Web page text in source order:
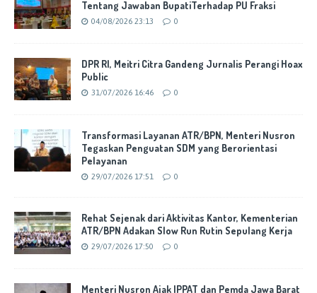
Tentang Jawaban BupatiTerhadap PU Fraksi
04/08/2026 23:13 0
DPR RI, Meitri Citra Gandeng Jurnalis Perangi Hoax
Public
31/07/2026 16:46 0
Transformasi Layanan ATR/BPN, Menteri Nusron
Tegaskan Penguatan SDM yang Berorientasi
Pelayanan
29/07/2026 17:51 0
Rehat Sejenak dari Aktivitas Kantor, Kementerian
ATR/BPN Adakan Slow Run Rutin Sepulang Kerja
29/07/2026 17:50 0
Menteri Nusron Ajak IPPAT dan Pemda Jawa Barat